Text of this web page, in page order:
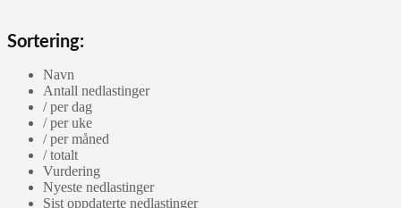
Sortering:
Navn
Antall nedlastinger
/ per dag
/ per uke
/ per måned
/ totalt
Vurdering
Nyeste nedlastinger
Sist oppdaterte nedlastinger